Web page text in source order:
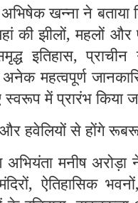
खन्ना ने
की झीलों, महलों
इतिहास, प्राचीन
महत्वपूर्ण
में प्रारंभ किया
और हवेलियों से होंगे
अभियंता मनीष
ऐतिहासिक